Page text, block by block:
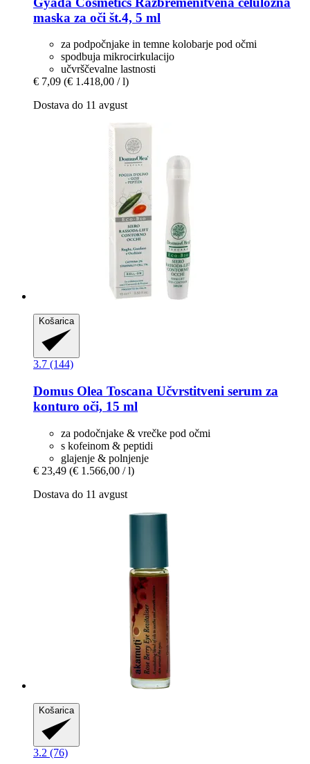
maska za oči št.4, 5 ml
za podpočnjake in temne kolobarje pod očmi
spodbuja mikrocirkulacijo
učvrščevalne lastnosti
€ 7,09 (€ 1.418,00 / l)
Dostava do 11 avgust
Košarica
3.7 (144)
Domus Olea Toscana Učvrstitveni serum za
konturo oči, 15 ml
za podočnjake & vrečke pod očmi
s kofeinom & peptidi
glajenje & polnjenje
€ 23,49 (€ 1.566,00 / l)
Dostava do 11 avgust
Košarica
3.2 (76)